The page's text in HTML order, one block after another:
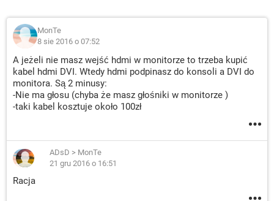
MonTe
8 sie 2016 o 07:52
A jeżeli nie masz wejść hdmi w monitorze to trzeba kupić
kabel hdmi DVI. Wtedy hdmi podpinasz do konsoli a DVI do
monitora. Są 2 minusy:
-Nie ma głosu (chyba że masz głośniki w monitorze )
-taki kabel kosztuje około 100zł
ADsD > MonTe
21 gru 2016 o 16:51
Racja